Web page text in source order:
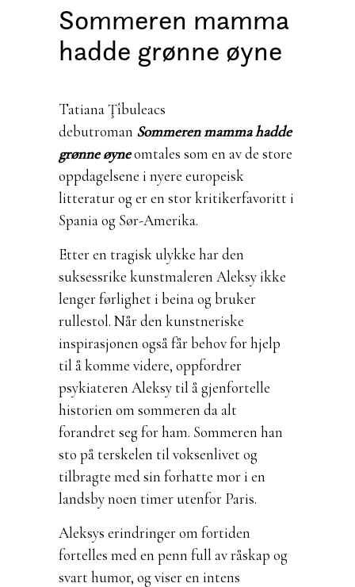
Sommeren mamma
hadde grønne øyne
Tatiana Ţîbuleacs
debutroman Sommeren mamma hadde
grønne øyneomtales som en av de store
oppdagelsene i nyere europeisk
litteratur og er en stor kritikerfavoritt i
Spania og Sør-Amerika.
Etter en tragisk ulykke har den
suksessrike kunstmaleren Aleksy ikke
lenger førlighet i beina og bruker
rullestol. Når den kunstneriske
inspirasjonen også får behov for hjelp
til å komme videre, oppfordrer
psykiateren Aleksy til å gjenfortelle
historien om sommeren da alt
forandret seg for ham. Sommeren han
sto på terskelen til voksenlivet og
tilbragte med sin forhatte mor i en
landsby noen timer utenfor Paris.
Aleksys erindringer om fortiden
fortelles med en penn full av råskap og
svart humor, og viser en intens